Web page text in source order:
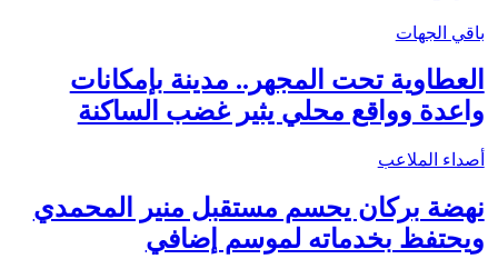
باقي الجهات
العطاوية تحت المجهر.. مدينة بإمكانات
واعدة وواقع محلي يثير غضب الساكنة
أصداء الملاعب
نهضة بركان يحسم مستقبل منير المحمدي
ويحتفظ بخدماته لموسم إضافي